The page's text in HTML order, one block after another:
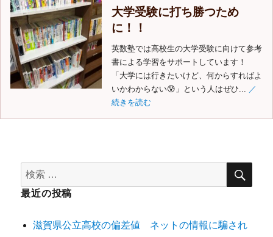
大学受験に打ち勝つため
に！！
英数塾では高校生の大学受験に向けて参考
書による学習をサポートしています！
「大学には行きたいけど、何からすればよ
いかわからない😰」という人はぜひ...
／
続きを読む
最近の投稿
滋賀県公立高校の偏差値 ネットの情報に騙され